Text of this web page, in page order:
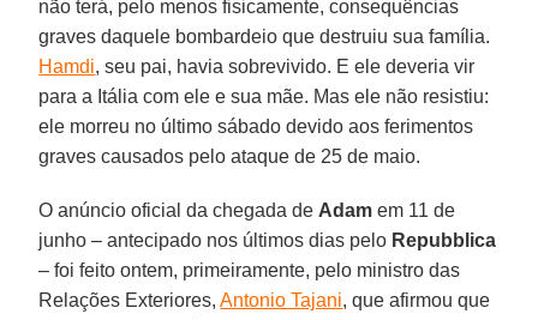
não terá, pelo menos fisicamente, consequências
graves daquele bombardeio que destruiu sua família.
Hamdi, seu pai, havia sobrevivido. E ele deveria vir
para a Itália com ele e sua mãe. Mas ele não resistiu:
ele morreu no último sábado devido aos ferimentos
graves causados ​​pelo ataque de 25 de maio.
O anúncio oficial da chegada de Adam em 11 de
junho – antecipado nos últimos dias pelo Repubblica
– foi feito ontem, primeiramente, pelo ministro das
Relações Exteriores,Antonio Tajani, que afirmou que